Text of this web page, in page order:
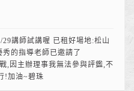
講師試講喔 已租好場地:松山
的指導老師已邀請了
,因主辦理事我無法參與評鑑,不
!加油~碧珠